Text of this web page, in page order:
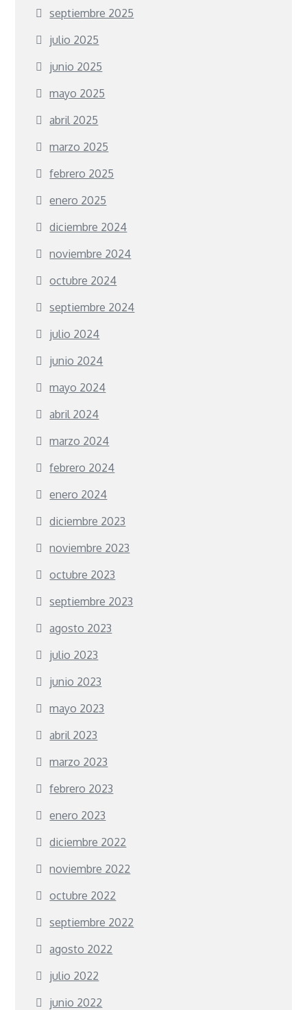
septiembre 2025
julio 2025
junio 2025
mayo 2025
abril 2025
marzo 2025
febrero 2025
enero 2025
diciembre 2024
noviembre 2024
octubre 2024
septiembre 2024
julio 2024
junio 2024
mayo 2024
abril 2024
marzo 2024
febrero 2024
enero 2024
diciembre 2023
noviembre 2023
octubre 2023
septiembre 2023
agosto 2023
julio 2023
junio 2023
mayo 2023
abril 2023
marzo 2023
febrero 2023
enero 2023
diciembre 2022
noviembre 2022
octubre 2022
septiembre 2022
agosto 2022
julio 2022
junio 2022